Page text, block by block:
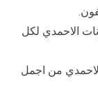
الاحمدي لكل
من اجمل